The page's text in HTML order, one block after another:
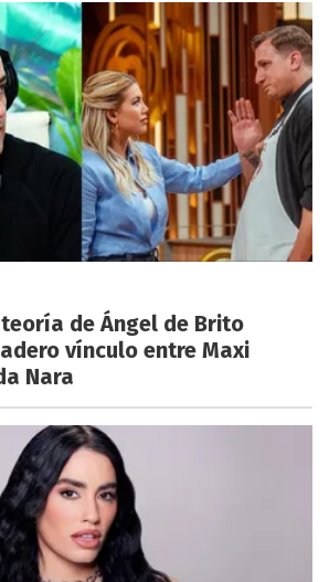
de Ángel de Brito
vínculo entre Maxi
Nara